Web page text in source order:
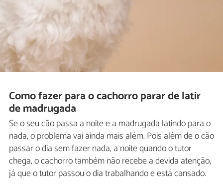
Como fazer para o cachorro parar de latir
de madrugada
Se o seu cão passa a noite e a madrugada latindo para o
nada, o problema vai ainda mais além. Pois além de o cão
passar o dia sem fazer nada, a noite quando o tutor
chega, o cachorro também não recebe a devida atenção,
já que o tutor passou o dia trabalhando e está cansado.